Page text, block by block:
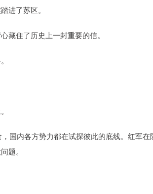
进了苏区。
藏住了历史上一封重要的信。
国内各方势力都在试探彼此的底线。红军
题。